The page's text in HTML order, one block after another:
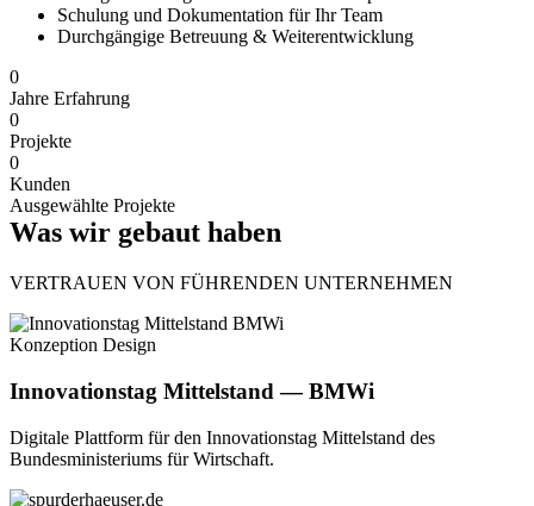
Schulung und Dokumentation für Ihr Team
Durchgängige Betreuung & Weiterentwicklung
0
Jahre Erfahrung
0
Projekte
0
Kunden
Ausgewählte Projekte
Was wir gebaut haben
VERTRAUEN VON FÜHRENDEN UNTERNEHMEN
Konzeption Design
Innovationstag Mittelstand — BMWi
Digitale Plattform für den Innovationstag Mittelstand des
Bundesministeriums für Wirtschaft.